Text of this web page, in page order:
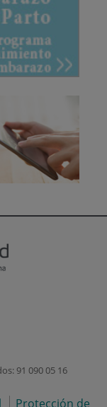
91 090 05 16
Protección de